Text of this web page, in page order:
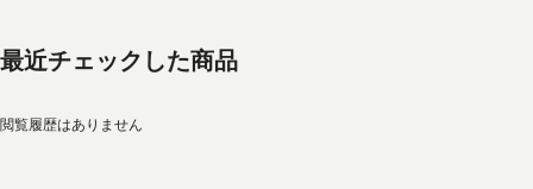
最近チェックした商品
閲覧履歴はありません